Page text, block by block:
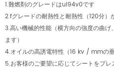
1.難燃剤のグレードはul94v0です
2.fグレードの耐熱性と耐熱性（120分）
3.高い機械的性能（横方向の強度の曲
ます）
4.オイルの高誘電特性（16 kv / mmの垂
5.お客様のご要望に応じてシートをプ